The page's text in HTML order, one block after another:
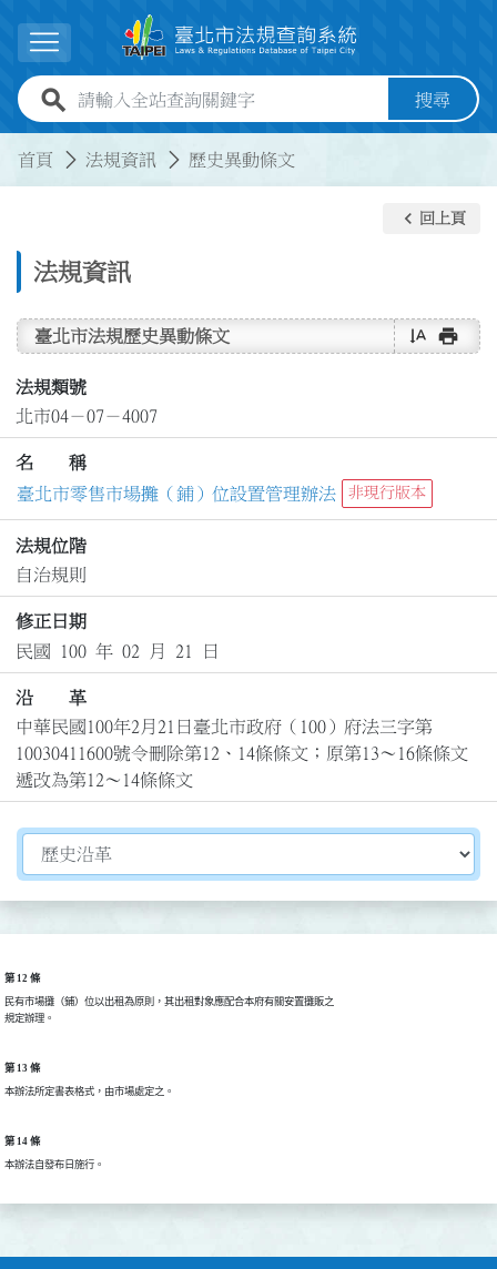
展開選單
全站查詢關鍵字欄位 搜尋
首頁 法規資訊 歷史異動條文
法規資訊
keyboard_arrow_left 回上頁
臺北市法規歷史異動條文 text_rotate_vertical print
法規類號
北市04－07－4007
名 稱
臺北市零售市場攤（鋪）位設置管理辦法
非現行版本
法規位階
自治規則
修正日期
民國 100 年 02 月 21 日
沿 革
中華民國100年2月21日臺北市政府（100）府法三字第
10030411600號令刪除第12、14條條文；原第13～16條條文
遞改為第12～14條條文
切換選擇法規資訊內容
第 12 條
民有市場攤（鋪）位以出租為原則，其出租對象應配合本府有關安置攤販之
規定辦理。
第 13 條
本辦法所定書表格式，由市場處定之。
第 14 條
本辦法自發布日施行。